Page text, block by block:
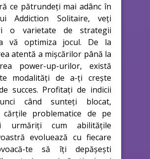
ce pătrundeți mai adânc în
Addiction Solitaire, veți
o varietate de strategii
vă optimiza jocul. De la
atentă a mișcărilor până la
power-up-urilor, există
modalități de a-ți crește
succes. Profitați de indicii
când sunteți blocat,
cărțile problematice de pe
urmăriți cum abilitățile
evoluează cu fiecare
te să îți depășești